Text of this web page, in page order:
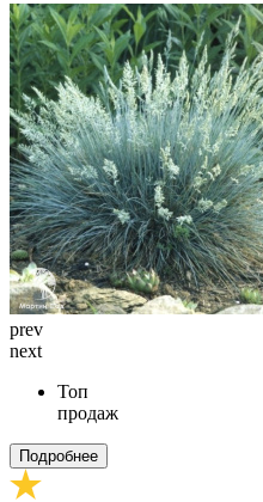
prev
next
Топ
продаж
Подробнее